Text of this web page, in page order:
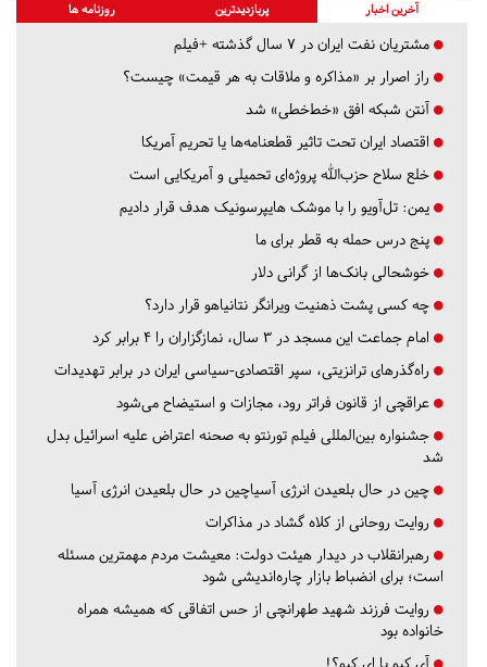
آخرین اخبار پربازدیدترین روزنامه ها
مشتریان نفت ایران در ۷ سال گذشته +فیلم
راز اصرار بر «مذاکره و ملاقات به هر قیمت» چیست؟
آنتن شبکه افق «خط‌خطی» شد
اقتصاد ایران تحت تاثیر قطعنامه‌ها یا تحریم‌ آمریکا
خلع سلاح حزب‌الله پروژه‌ای تحمیلی و آمریکایی است
یمن: تل‌آویو را با موشک هایپرسونیک هدف قرار دادیم
پنج درس‌ حمله به قطر برای ما
خوشحالی بانک‌ها از گرانی دلار
چه کسی پشت ذهنیت ویرانگر نتانیاهو قرار دارد؟
امام جماعت این مسجد در ۳ سال، نمازگزاران را ۴ برابر کرد
راه‌گذرهای ترانزیتی، سپر اقتصادی-سیاسی ایران در برابر تهدیدات
عراقچی از قانون فراتر رود، مجازات و استیضاح می‌شود
جشنواره بین‌المللی فیلم تورنتو به صحنه اعتراض علیه اسرائیل بدل
شد
چین در حال بلعیدن انرژی آسیاچین در حال بلعیدن انرژی آسیا
روایت روحانی از کلاه گشاد در مذاکرات
رهبرانقلاب در دیدار هیئت دولت: معیشت مردم مهمترین مسئله
است؛ برای انضباط بازار چاره‌اندیشی شود
روایت فرزند شهید طهرانچی از حس اتفاقی که همیشه همراه
خانواده بود